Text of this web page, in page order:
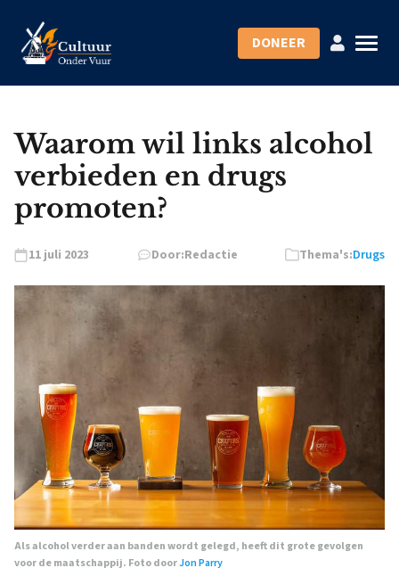
DONEER
Waarom wil links alcohol
verbieden en drugs
promoten?
11 juli 2023 Door:Redactie Thema's:Drugs
Als alcohol verder aan banden wordt gelegd, heeft dit grote gevolgen
voor de maatschappij. Foto doorJon Parry